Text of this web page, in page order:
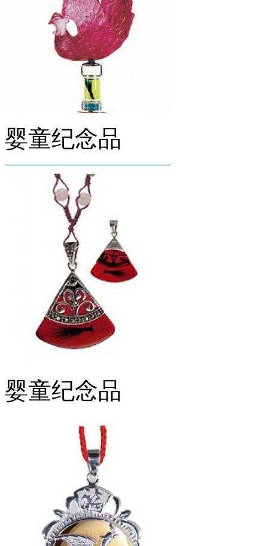
婴童纪念品
婴童纪念品